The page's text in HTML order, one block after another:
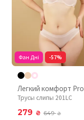
Фан Дні -57%
Легкий комфорт Pro
Трусы слипы 201LC
279 ₴ 649₴